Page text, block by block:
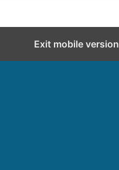
Exit mobile version